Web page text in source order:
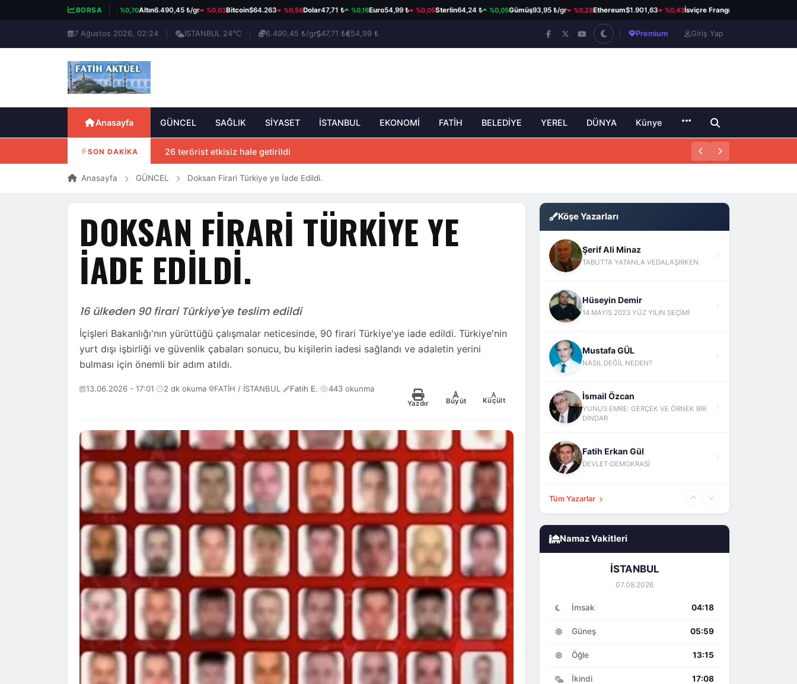
BORSA
13.798,82 %0,70Altın6.490,45 ₺/gr %0,03Bitcoin$64.263 %0,56Dolar47,71 ₺ %0,16Euro54,99 ₺ %0,05Sterlin64,24 ₺ %0,05Gümüş93,95 ₺/gr %0,28Ethereum$1.901,63 %0,43İsviçre Frangı58,71 ₺
7 Ağustos 2026, 02:24 İSTANBUL 24°C 6.490,45 ₺/gr 47,71 ₺ 54,99 ₺ Premium Giriş Yap
Anasayfa GÜNCEL SAĞLIK SİYASET İSTANBUL EKONOMİ FATİH BELEDİYE YEREL DÜNYA Künye
SON DAKİKA 26 terörist etkisiz hale getirildi
Anasayfa GÜNCEL Doksan Firari Türkiye ye İade Edildi.
DOKSAN FIRARI TÜRKIYE YE
İADE EDILDI.
16 ülkeden 90 firari Türkiye'ye teslim edildi
İçişleri Bakanlığı'nın yürüttüğü çalışmalar neticesinde, 90 firari Türkiye'ye iade edildi. Türkiye'nin
yurt dışı işbirliği ve güvenlik çabaları sonucu, bu kişilerin iadesi sağlandı ve adaletin yerini
bulması için önemli bir adım atıldı.
13.06.2026 - 17:01· 2 dk okuma· FATİH / İSTANBUL · Fatih E.· 443 okunma
Yazdır
+
Büyüt
-
Küçült
Köşe Yazarları
Şerif Ali Minaz
TABUTTA YATANLA VEDALAŞIRKEN
Hüseyin Demir
14 MAYIS 2023 YÜZ YILIN SEÇİMİ
Mustafa GÜL
NASIL DEĞİL NEDEN?
İsmail Özcan
YUNUS EMRE: GERÇEK VE ÖRNEK BİR
DİNDAR
Fatih Erkan Gül
DEVLET-DEMOKRASİ
Tüm Yazarlar
Namaz Vakitleri
İSTANBUL
07.08.2026
İmsak 04:18
Güneş 05:59
Öğle 13:15
İkindi 17:08